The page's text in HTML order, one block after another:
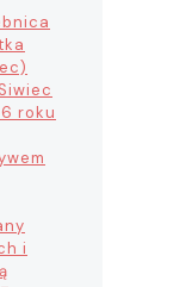
roku
i